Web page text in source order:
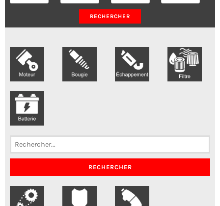
RECHERCHER
RECHERCHER